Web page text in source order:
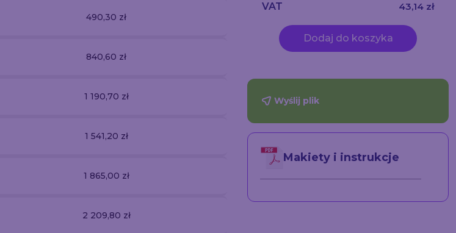
490,30 zł
840,60 zł
1 190,70 zł
1 541,20 zł
1 865,00 zł
2 209,80 zł
VAT
43,14 zł
Dodaj do koszyka
Wyślij plik
Makiety i instrukcje